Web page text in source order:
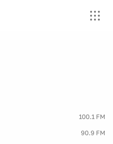
100.1 FM
90.9 FM